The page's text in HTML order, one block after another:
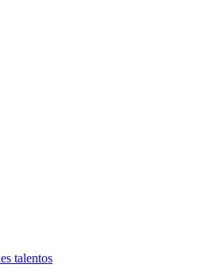
talentos